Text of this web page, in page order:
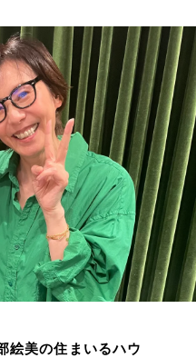
絵美の住まいるハウ